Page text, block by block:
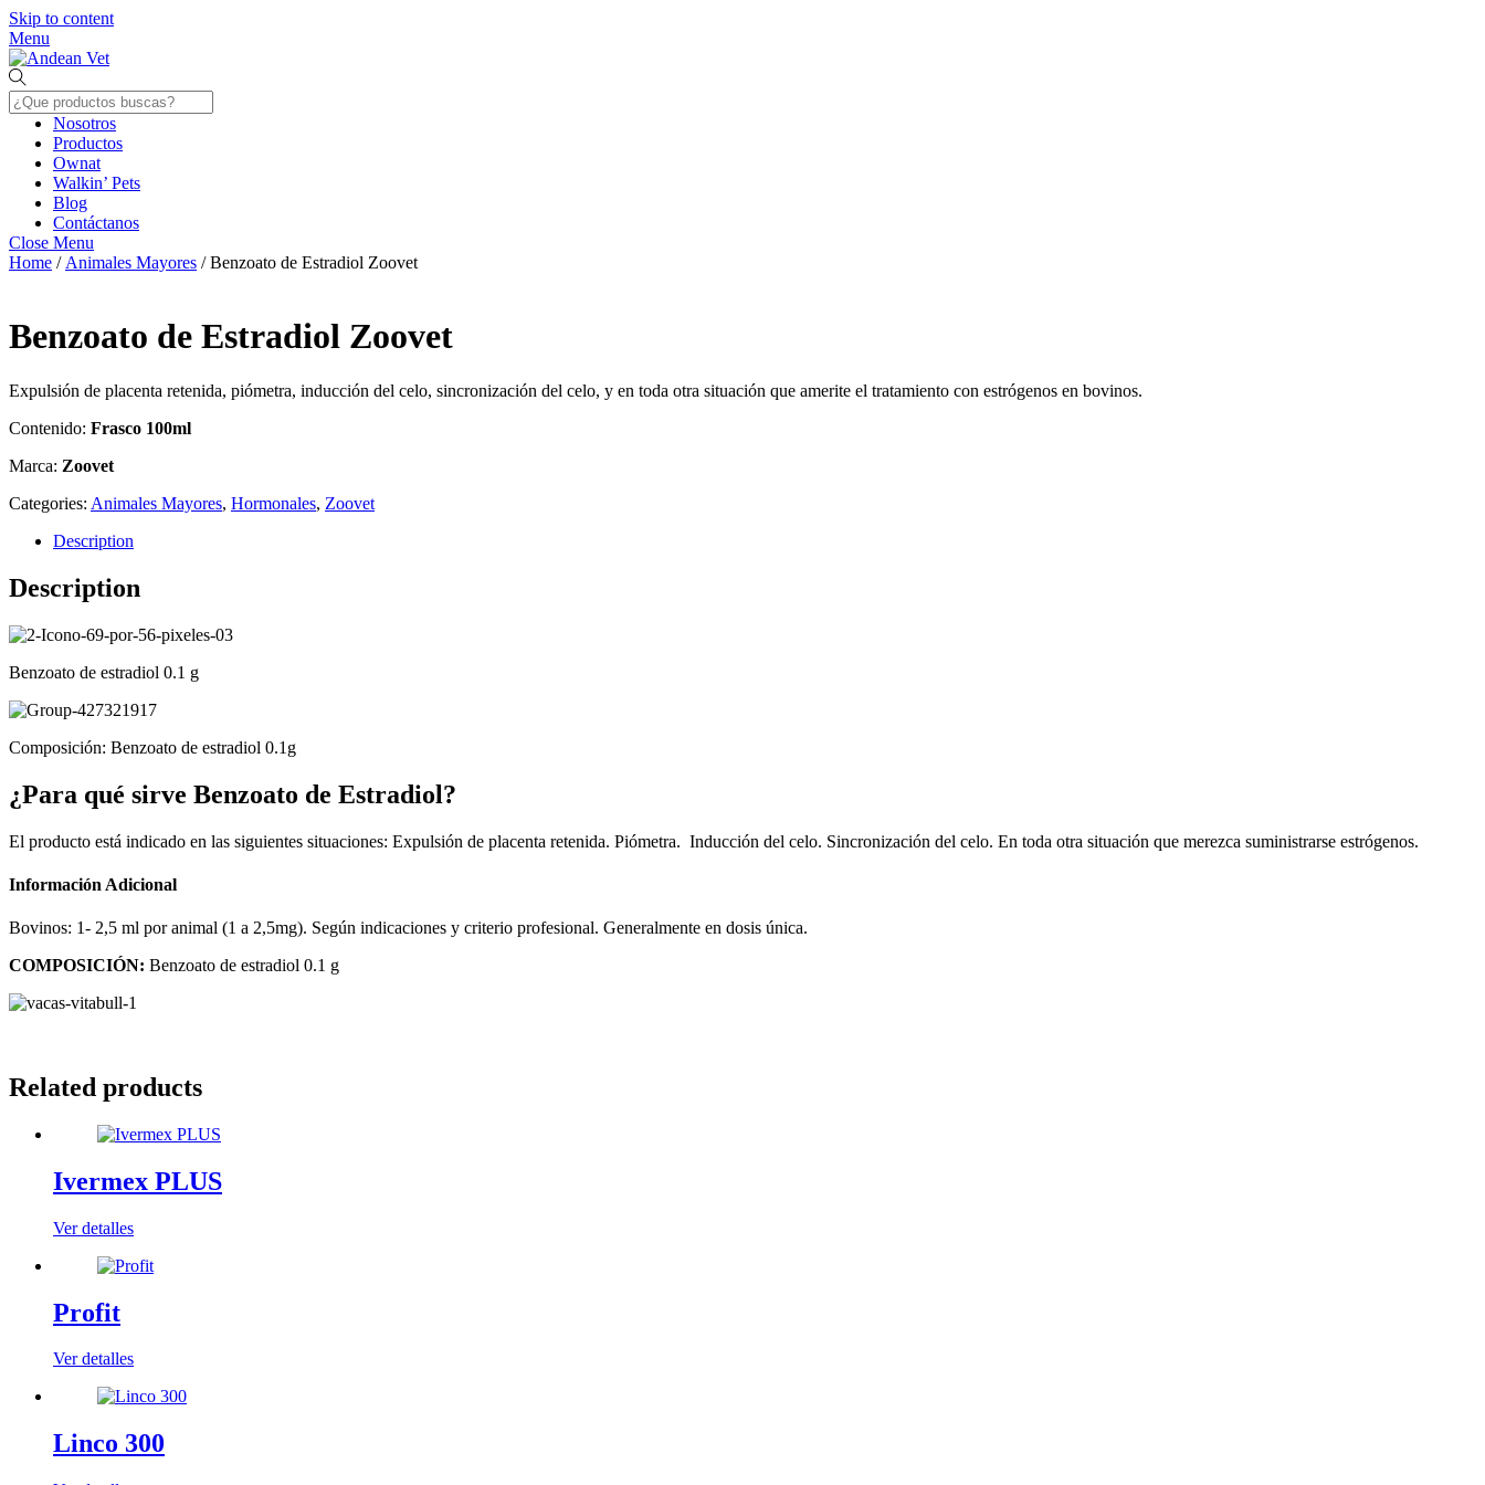
Skip to content
Menu
Nosotros
Productos
Ownat
Walkin’ Pets
Blog
Contáctanos
Close Menu
Home / Animales Mayores / Benzoato de Estradiol Zoovet
Benzoato de Estradiol Zoovet
Expulsión de placenta retenida, piómetra, inducción del celo, sincronización del celo, y en toda otra situación que amerite el tratamiento con estrógenos en bovinos.
Contenido: Frasco 100ml
Marca: Zoovet
Categories: Animales Mayores, Hormonales, Zoovet
Description
Description
Benzoato de estradiol 0.1 g
Composición: Benzoato de estradiol 0.1g
¿Para qué sirve Benzoato de Estradiol?
El producto está indicado en las siguientes situaciones: Expulsión de placenta retenida. Piómetra. Inducción del celo. Sincronización del celo. En toda otra situación que merezca suministrarse estrógenos.
Información Adicional
Bovinos: 1- 2,5 ml por animal (1 a 2,5mg). Según indicaciones y criterio profesional. Generalmente en dosis única.
COMPOSICIÓN: Benzoato de estradiol 0.1 g
Related products
Ivermex PLUS
Ver detalles
Profit
Ver detalles
Linco 300